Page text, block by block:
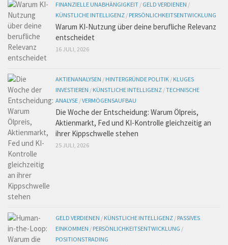
FINANZIELLE UNABHÄNGIGKEIT / GELD VERDIENEN /
KÜNSTLICHE INTELLIGENZ / PERSÖNLICHKEITSENTWICKLUNG
Warum KI-Nutzung über deine berufliche Relevanz
entscheidet
16 JULI, 2026
AKTIENANALYSEN / HINTERGRÜNDE POLITIK / KLUGES
INVESTIEREN / KÜNSTLICHE INTELLIGENZ /TECHNISCHE
ANALYSE /VERMÖGENSAUFBAU
Die Woche der Entscheidung: Warum Ölpreis,
Aktienmarkt, Fed und KI-Kontrolle gleichzeitig an
ihrer Kippschwelle stehen
25 JULI, 2026
GELD VERDIENEN / KÜNSTLICHE INTELLIGENZ / PASSIVES
EINKOMMEN / PERSÖNLICHKEITSENTWICKLUNG /
POSITIONSTRADING